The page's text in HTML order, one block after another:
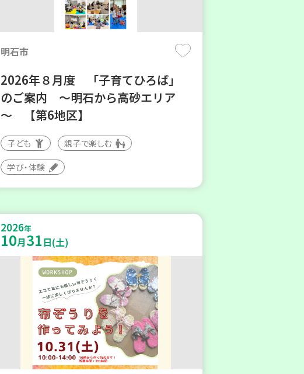
明石市
2026年８月度 「子育てひろば」
のご案内 ～明石から高砂エリア
～ 【第6地区】
子ども 親子で楽しむ
学び・体験
2026年
10月31日(土)